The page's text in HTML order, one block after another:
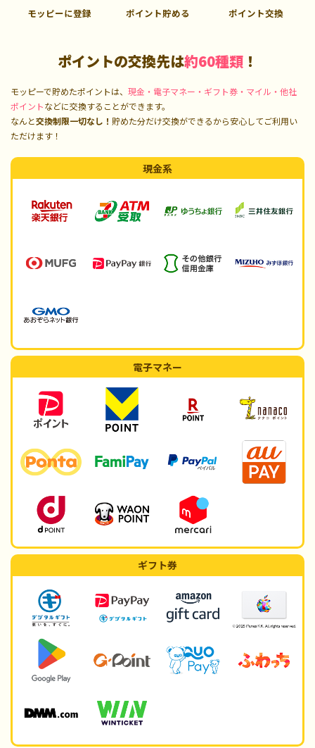
モッピーに登録 ポイント貯める ポイント交換
ポイントの交換先は約60種類 ！
モッピーで貯めたポイントは、 現金・電子マネー・ギフト券・マイル・他社
ポイントなどに交換することができます。
なんと交換制限一切なし！ 貯めた分だけ交換ができるから安心してご利用い
ただけます！
現金系
電子マネー
ギフト券